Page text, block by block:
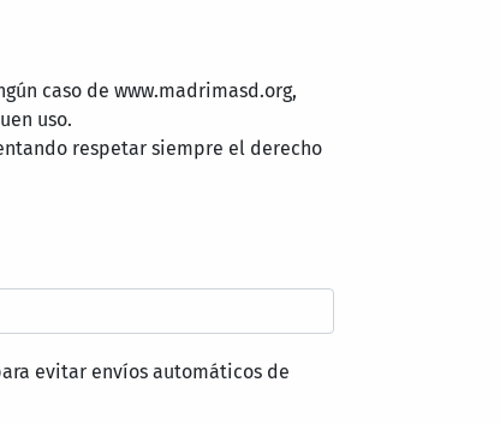
caso de www.madrimasd.org,
uso.
respetar siempre el derecho
evitar envíos automáticos de